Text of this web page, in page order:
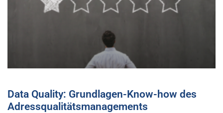
Data Quality: Grundlagen-Know-how des
Adressqualitätsmanagements